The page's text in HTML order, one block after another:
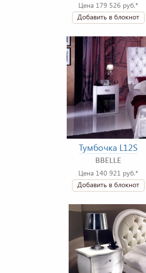
Цена 179 526 руб.*
Добавить в блокнот
Тумбочка L12S
BBELLE
Цена 140 921 руб.*
Добавить в блокнот